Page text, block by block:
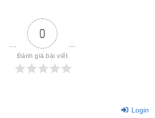
0
Đánh giá bài viết
Login